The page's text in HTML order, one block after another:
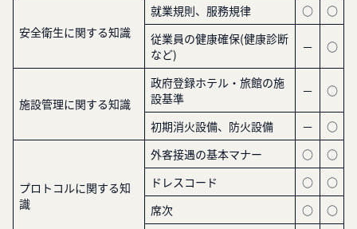
安全衛生に関する知識
就業規則、服務規律 ○
○
従業員の健康確保(健康診断
など)
－ ○
施設管理に関する知識
政府登録ホテル・旅館の施
設基準
－ ○
初期消火設備、防火設備 － ○
プロトコルに関する知
識
外客接遇の基本マナー ○
○
ドレスコード
○
○
席次
○
○